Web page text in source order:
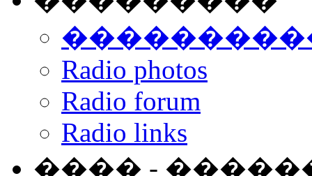
Radio photos
Radio forum
Radio links
���� -